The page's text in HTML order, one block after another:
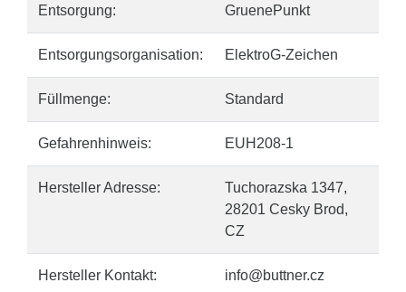
Entsorgung: GruenePunkt
Entsorgungsorganisation: ElektroG-Zeichen
Füllmenge: Standard
Gefahrenhinweis: EUH208-1
Hersteller Adresse:
Tuchorazska 1347,
28201 Cesky Brod,
CZ
Hersteller Kontakt: info@buttner.cz